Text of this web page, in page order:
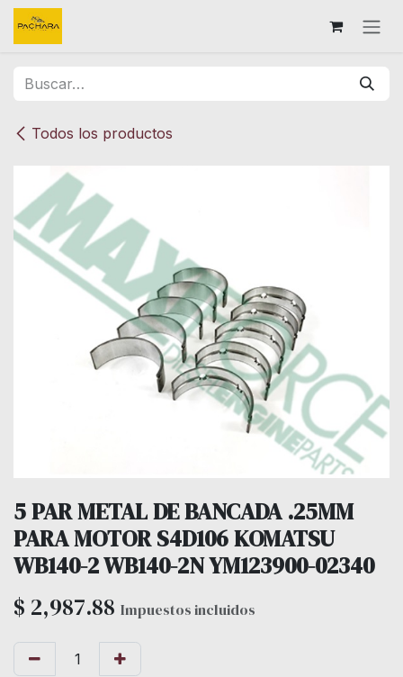
Ir al contenido
Todos los productos
5 PAR METAL DE BANCADA .25MM
PARA MOTOR S4D106 KOMATSU
WB140-2 WB140-2N YM123900-02340
$ 2,987.88 Impuestos incluidos